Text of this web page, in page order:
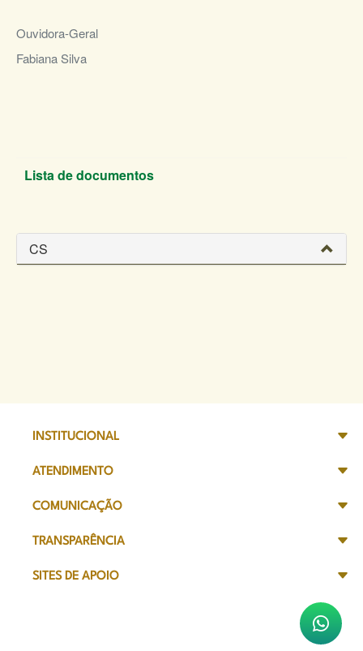
Ouvidora-Geral
Fabiana Silva
Lista de documentos
CS
INSTITUCIONAL
ATENDIMENTO
COMUNICAÇÃO
TRANSPARÊNCIA
SITES DE APOIO